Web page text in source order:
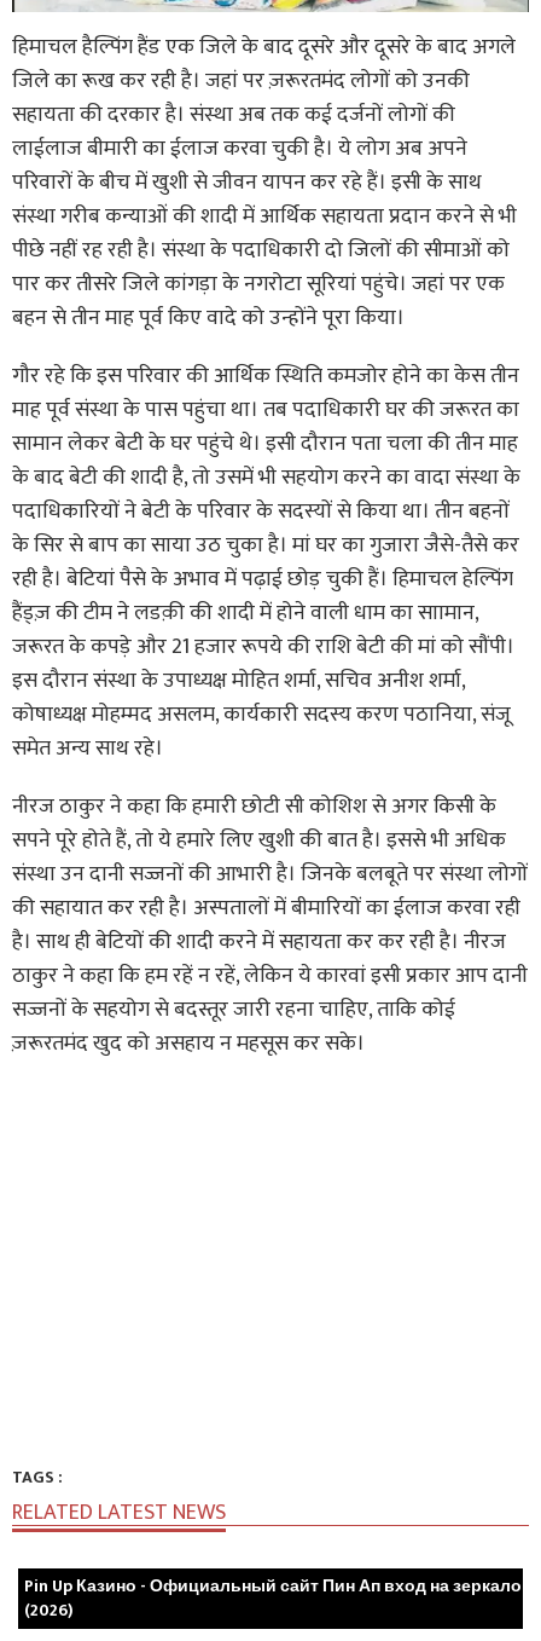
हिमाचल हैल्पिंग हैंड एक जिले के बाद दूसरे और दूसरे के बाद अगले
जिले का रूख कर रही है। जहां पर ज़रूरतमंद लोगों को उनकी
सहायता की दरकार है। संस्था अब तक कई दर्जनों लोगों की
लाईलाज बीमारी का ईलाज करवा चुकी है। ये लोग अब अपने
परिवारों के बीच में खुशी से जीवन यापन कर रहे हैं। इसी के साथ
संस्था गरीब कन्याओं की शादी में आर्थिक सहायता प्रदान करने से भी
पीछे नहीं रह रही है। संस्था के पदाधिकारी दो जिलों की सीमाओं को
पार कर तीसरे जिले कांगड़ा के नगरोटा सूरियां पहुंचे। जहां पर एक
बहन से तीन माह पूर्व किए वादे को उन्होंने पूरा किया।
गौर रहे कि इस परिवार की आर्थिक स्थिति कमजोर होने का केस तीन
माह पूर्व संस्था के पास पहुंचा था। तब पदाधिकारी घर की जरूरत का
सामान लेकर बेटी के घर पहुंचे थे। इसी दौरान पता चला की तीन माह
के बाद बेटी की शादी है, तो उसमें भी सहयोग करने का वादा संस्था के
पदाधिकारियों ने बेटी के परिवार के सदस्यों से किया था। तीन बहनों
के सिर से बाप का साया उठ चुका है। मां घर का गुजारा जैसे-तैसे कर
रही है। बेटियां पैसे के अभाव में पढ़ाई छोड़ चुकी हैं। हिमाचल हेल्पिंग
हैंड्ज़ की टीम ने लडक़ी की शादी में होने वाली धाम का साामान,
जरूरत के कपड़े और 21 हजार रूपये की राशि बेटी की मां को सौंपी।
इस दौरान संस्था के उपाध्यक्ष मोहित शर्मा, सचिव अनीश शर्मा,
कोषाध्यक्ष मोहम्मद असलम, कार्यकारी सदस्य करण पठानिया, संजू
समेत अन्य साथ रहे।
नीरज ठाकुर ने कहा कि हमारी छोटी सी कोशिश से अगर किसी के
सपने पूरे होते हैं, तो ये हमारे लिए खुशी की बात है। इससे भी अधिक
संस्था उन दानी सज्जनों की आभारी है। जिनके बलबूते पर संस्था लोगों
की सहायात कर रही है। अस्पतालों में बीमारियों का ईलाज करवा रही
है। साथ ही बेटियों की शादी करने में सहायता कर कर रही है। नीरज
ठाकुर ने कहा कि हम रहें न रहें, लेकिन ये कारवां इसी प्रकार आप दानी
सज्जनों के सहयोग से बदस्तूर जारी रहना चाहिए, ताकि कोई
ज़रूरतमंद खुद को असहाय न महसूस कर सके।
TAGS :
RELATED LATEST NEWS
Pin Up Казино - Официальный сайт Пин Ап вход на зеркало
(2026)